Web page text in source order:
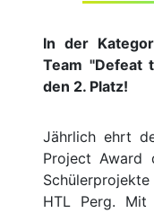
In der
Team "Defeat
den 2. Platz!
Jährlich ehrt
Project Award
HTL Perg. Mit